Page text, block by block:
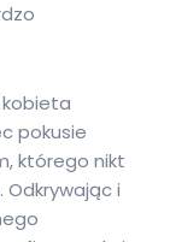
pokusie
którego nikt
Odkrywając i